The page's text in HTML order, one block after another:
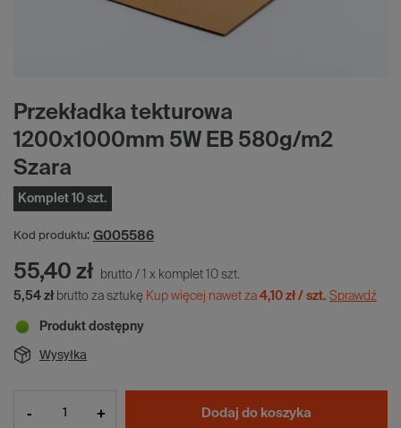
Przekładka tekturowa
1200x1000mm 5W EB 580g/m2
Szara
Komplet 10 szt.
Kod produktu: G005586
55,40 zł brutto / 1 x komplet 10 szt.
5,54 zł brutto za sztukę Kup więcej nawet za 4,10 zł / szt. Sprawdź
Produkt dostępny
Wysyłka
- + Dodaj do koszyka